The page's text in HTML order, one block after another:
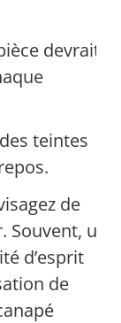
devrait
teintes
de
un
d’esprit
de